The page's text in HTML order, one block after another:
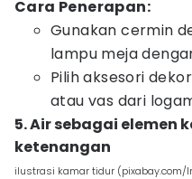
Cara Penerapan:
Gunakan cermin
lampu meja
Pilih aksesori
atau vas dari
5. Air sebagai elemen
ketenangan
ilustrasi kamar tidur (pixabay.com/